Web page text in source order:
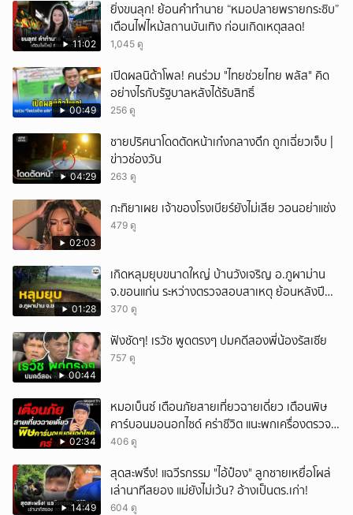
11:02
ยิ่งขนลุก! ย้อนคำทำนาย “หมอปลายพรายกระซิบ”
เตือนไฟไหม้สถานบันเทิง ก่อนเกิดเหตุสลด!
1,045 ดู
00:49
เปิดผลนิด้าโพล! คนร่วม "ไทยช่วยไทย พลัส" คิด
อย่างไรกับรัฐบาลหลังได้รับสิทธิ์
256 ดู
04:29
ชายปริศนาโดดตัดหน้าเก๋งกลางดึก ถูกเฉี่ยวเจ็บ |
ข่าวช่องวัน
263 ดู
02:03
กะทิยาเผย เจ้าของโรงเบียร์ยังไม่เสีย วอนอย่าแช่ง
479 ดู
01:28
เกิดหลุมยุบขนาดใหญ่ บ้านวังเจริญ อ.ภูผาม่าน
จ.ขอนแก่น ระหว่างตรวจสอบสาเหตุ ย้อนหลังปี
2568 พบเคยพบหลุมยุบมาแล้วครั้งหนึ่ง
370 ดู
00:44
ฟังชัดๆ! เรวัช พูดตรงๆ ปมคดีสองพี่น้องรัสเซีย
757 ดู
02:34
หมอเบ็นซ์ เตือนภัยสายเที่ยวฉายเดี่ยว เตือนพิษ
คาร์บอนมอนอกไซด์ คร่าชีวิต แนะพกเครื่องตรวจ
วัดติดตัว
406 ดู
14:49
สุดสะพรึง! แฉวีรกรรม "ไอ้ป๋อง" ลูกชายเหยื่อโผล่
เล่านาทีสยอง แม่ยังไม่เว้น? อ้างเป็นตร.เก่า!
604 ดู